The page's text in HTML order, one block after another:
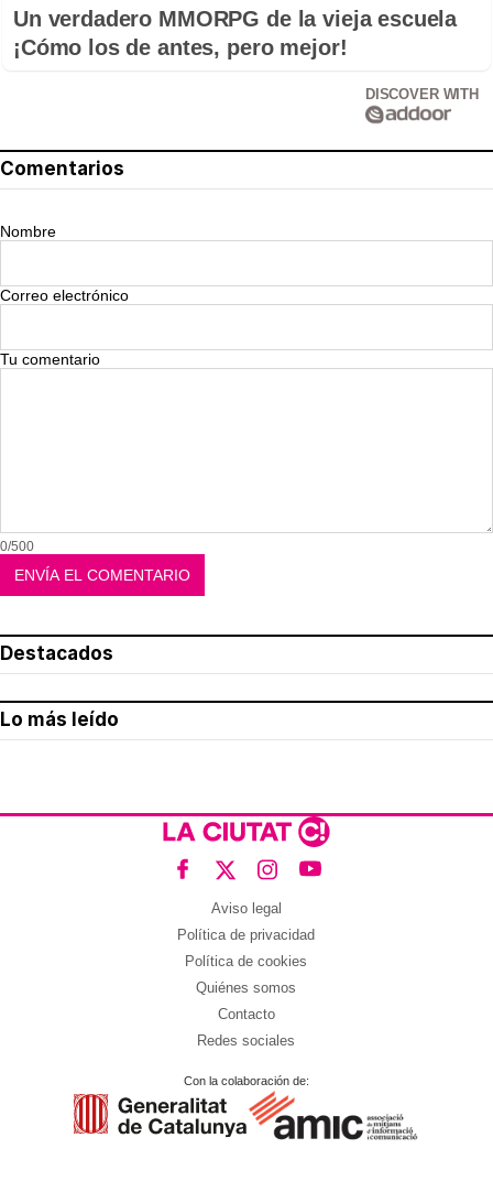
Un verdadero MMORPG de la vieja escuela
¡Cómo los de antes, pero mejor!
DISCOVER WITH
Comentarios
Nombre
Correo electrónico
Tu comentario
0/500
Destacados
Lo más leído
Aviso legal
Política de privacidad
Política de cookies
Quiénes somos
Contacto
Redes sociales
Con la colaboración de: